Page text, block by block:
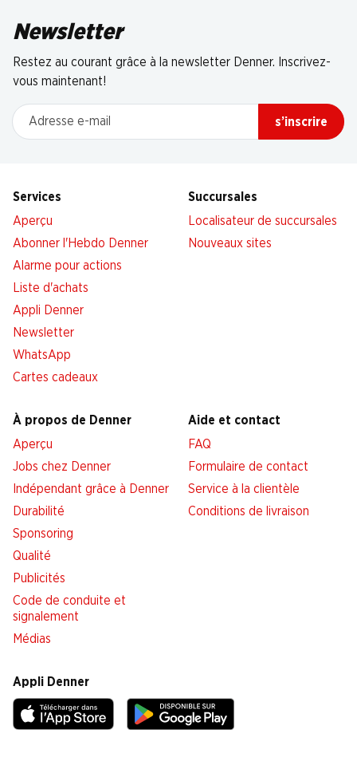
Newsletter
Restez au courant grâce à la newsletter Denner. Inscrivez-
vous maintenant!
Adresse e-mail
s’inscrire
Services
Aperçu
Abonner l'Hebdo Denner
Alarme pour actions
Liste d'achats
Appli Denner
Newsletter
WhatsApp
Cartes cadeaux
Succursales
Localisateur de succursales
Nouveaux sites
À propos de Denner
Aperçu
Jobs chez Denner
Indépendant grâce à Denner
Durabilité
Sponsoring
Qualité
Publicités
Code de conduite et
signalement
Médias
Aide et contact
FAQ
Formulaire de contact
Service à la clientèle
Conditions de livraison
Appli Denner